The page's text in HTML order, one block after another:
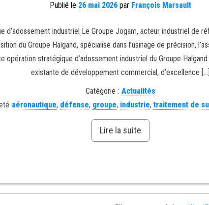
Publié le 26 mai 2026 par François Marsault
d’adossement industriel Le Groupe Jogam, acteur industriel de
du Groupe Halgand, spécialisé dans l’usinage de précision,
opération stratégique d’adossement industriel du Groupe
existante de développement commercial, d’excellence […]
Catégorie : Actualités
aéronautique, défense, groupe, industrie, traitement de
Lire la suite